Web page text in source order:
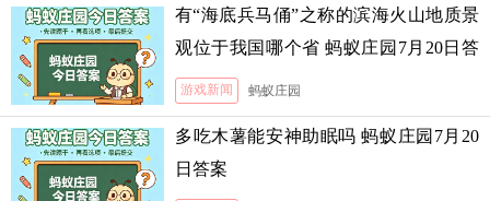
有“海底兵马俑”之称的滨海火山地质景
观位于我国哪个省 蚂蚁庄园7月20日答
案
游戏新闻 蚂蚁庄园
多吃木薯能安神助眠吗 蚂蚁庄园7月20
日答案